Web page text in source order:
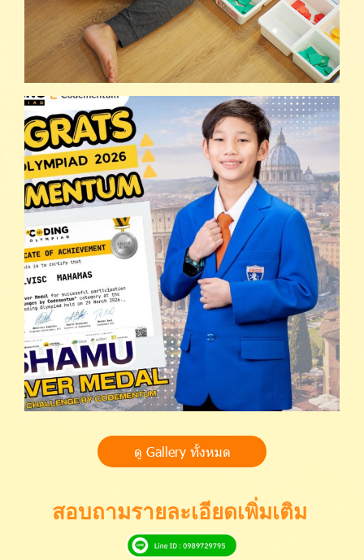
ดู Gallery ทั้งหมด
สอบถามรายละเอียดเพิ่มเติม